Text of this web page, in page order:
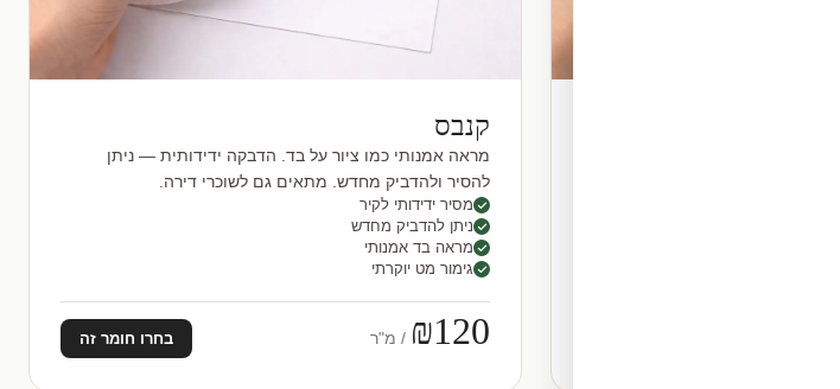
קנבס
מראה אמנותי כמו ציור על בד. הדבקה ידידותית — ניתן
להסיר ולהדביק מחדש. מתאים גם לשוכרי דירה.
מסיר ידידותי לקיר
ניתן להדביק מחדש
מראה בד אמנותי
גימור מט יוקרתי
₪120 / מ"ר בחרו חומר זה